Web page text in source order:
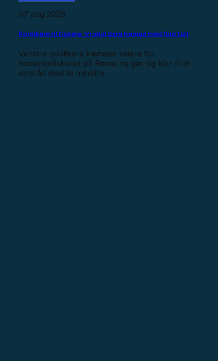
07 aug 2026
Politikere til fiskere: Vi skal bare fremad med fuld fart
Venstre-politikere kæmper videre for
hesterejefiskeriet på Rømø og gør sig klar til et
samråd med to ministre